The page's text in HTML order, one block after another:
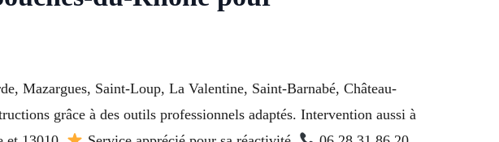
Mazargues, Saint-Loup, La Valentine, Saint-Barnabé, Château-
grâce à des outils professionnels adaptés. Intervention aussi à